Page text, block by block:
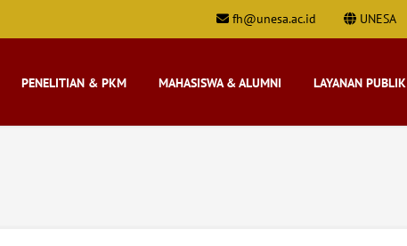
UNESA
fh@unesa.ac.id
PENELITIAN & PKM MAHASISWA & ALUMNI LAYANAN PUBLIK